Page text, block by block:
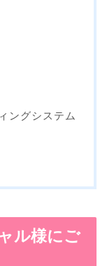
ングシステム
ル様にご